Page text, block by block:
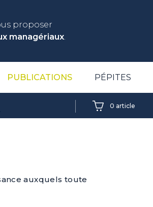
proposer
managériaux.
PUBLICATIONS PÉPITES
0 article
auxquels toute